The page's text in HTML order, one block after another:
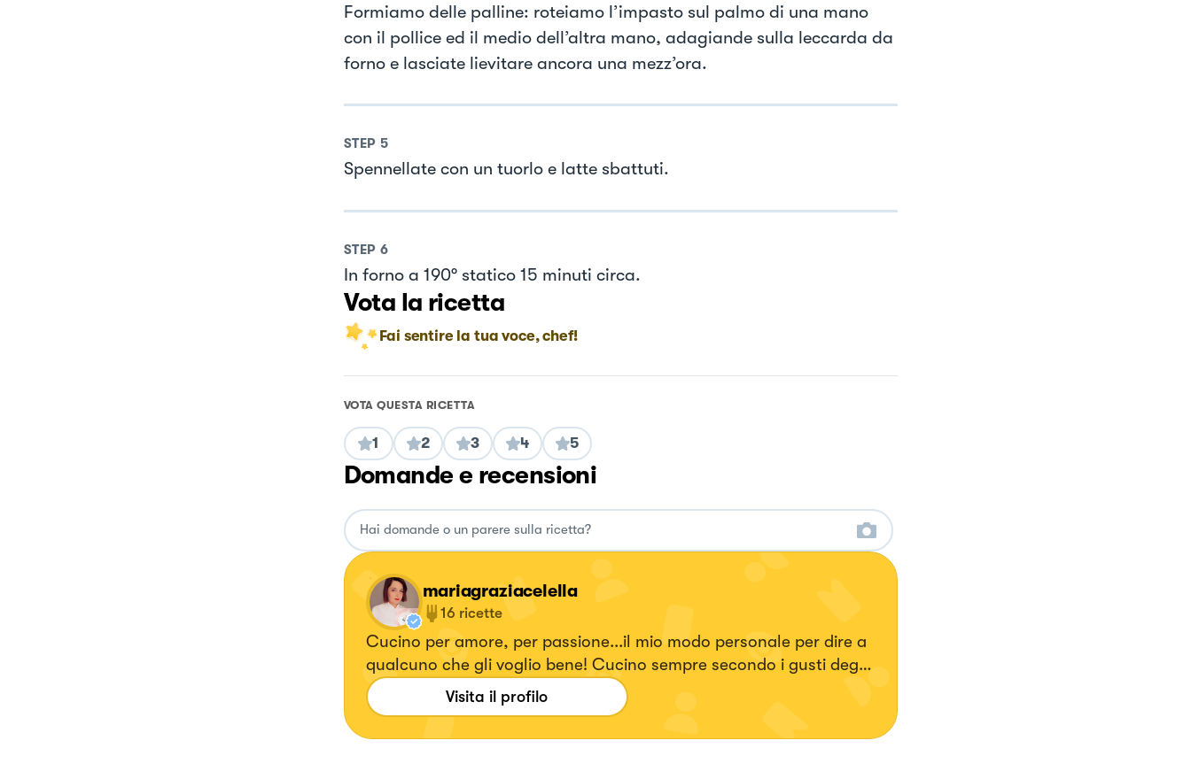
Formiamo delle palline: roteiamo l’impasto sul palmo di una mano
con il pollice ed il medio dell’altra mano, adagiande sulla leccarda da
forno e lasciate lievitare ancora una mezz’ora.
STEP 5
Spennellate con un tuorlo e latte sbattuti.
STEP 6
In forno a 190° statico 15 minuti circa.
Vota la ricetta
Fai sentire la tua voce, chef!
VOTA QUESTA RICETTA
1 2 3 4 5
Domande e recensioni
mariagraziacelella
16 ricette
Cucino per amore, per passione...il mio modo personale per dire a
qualcuno che gli voglio bene! Cucino sempre secondo i gusti degli
altri!
Visita il profilo